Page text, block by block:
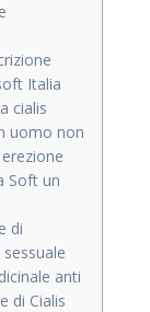
Italia
cialis
uomo non
Soft un
di
anti
di Cialis